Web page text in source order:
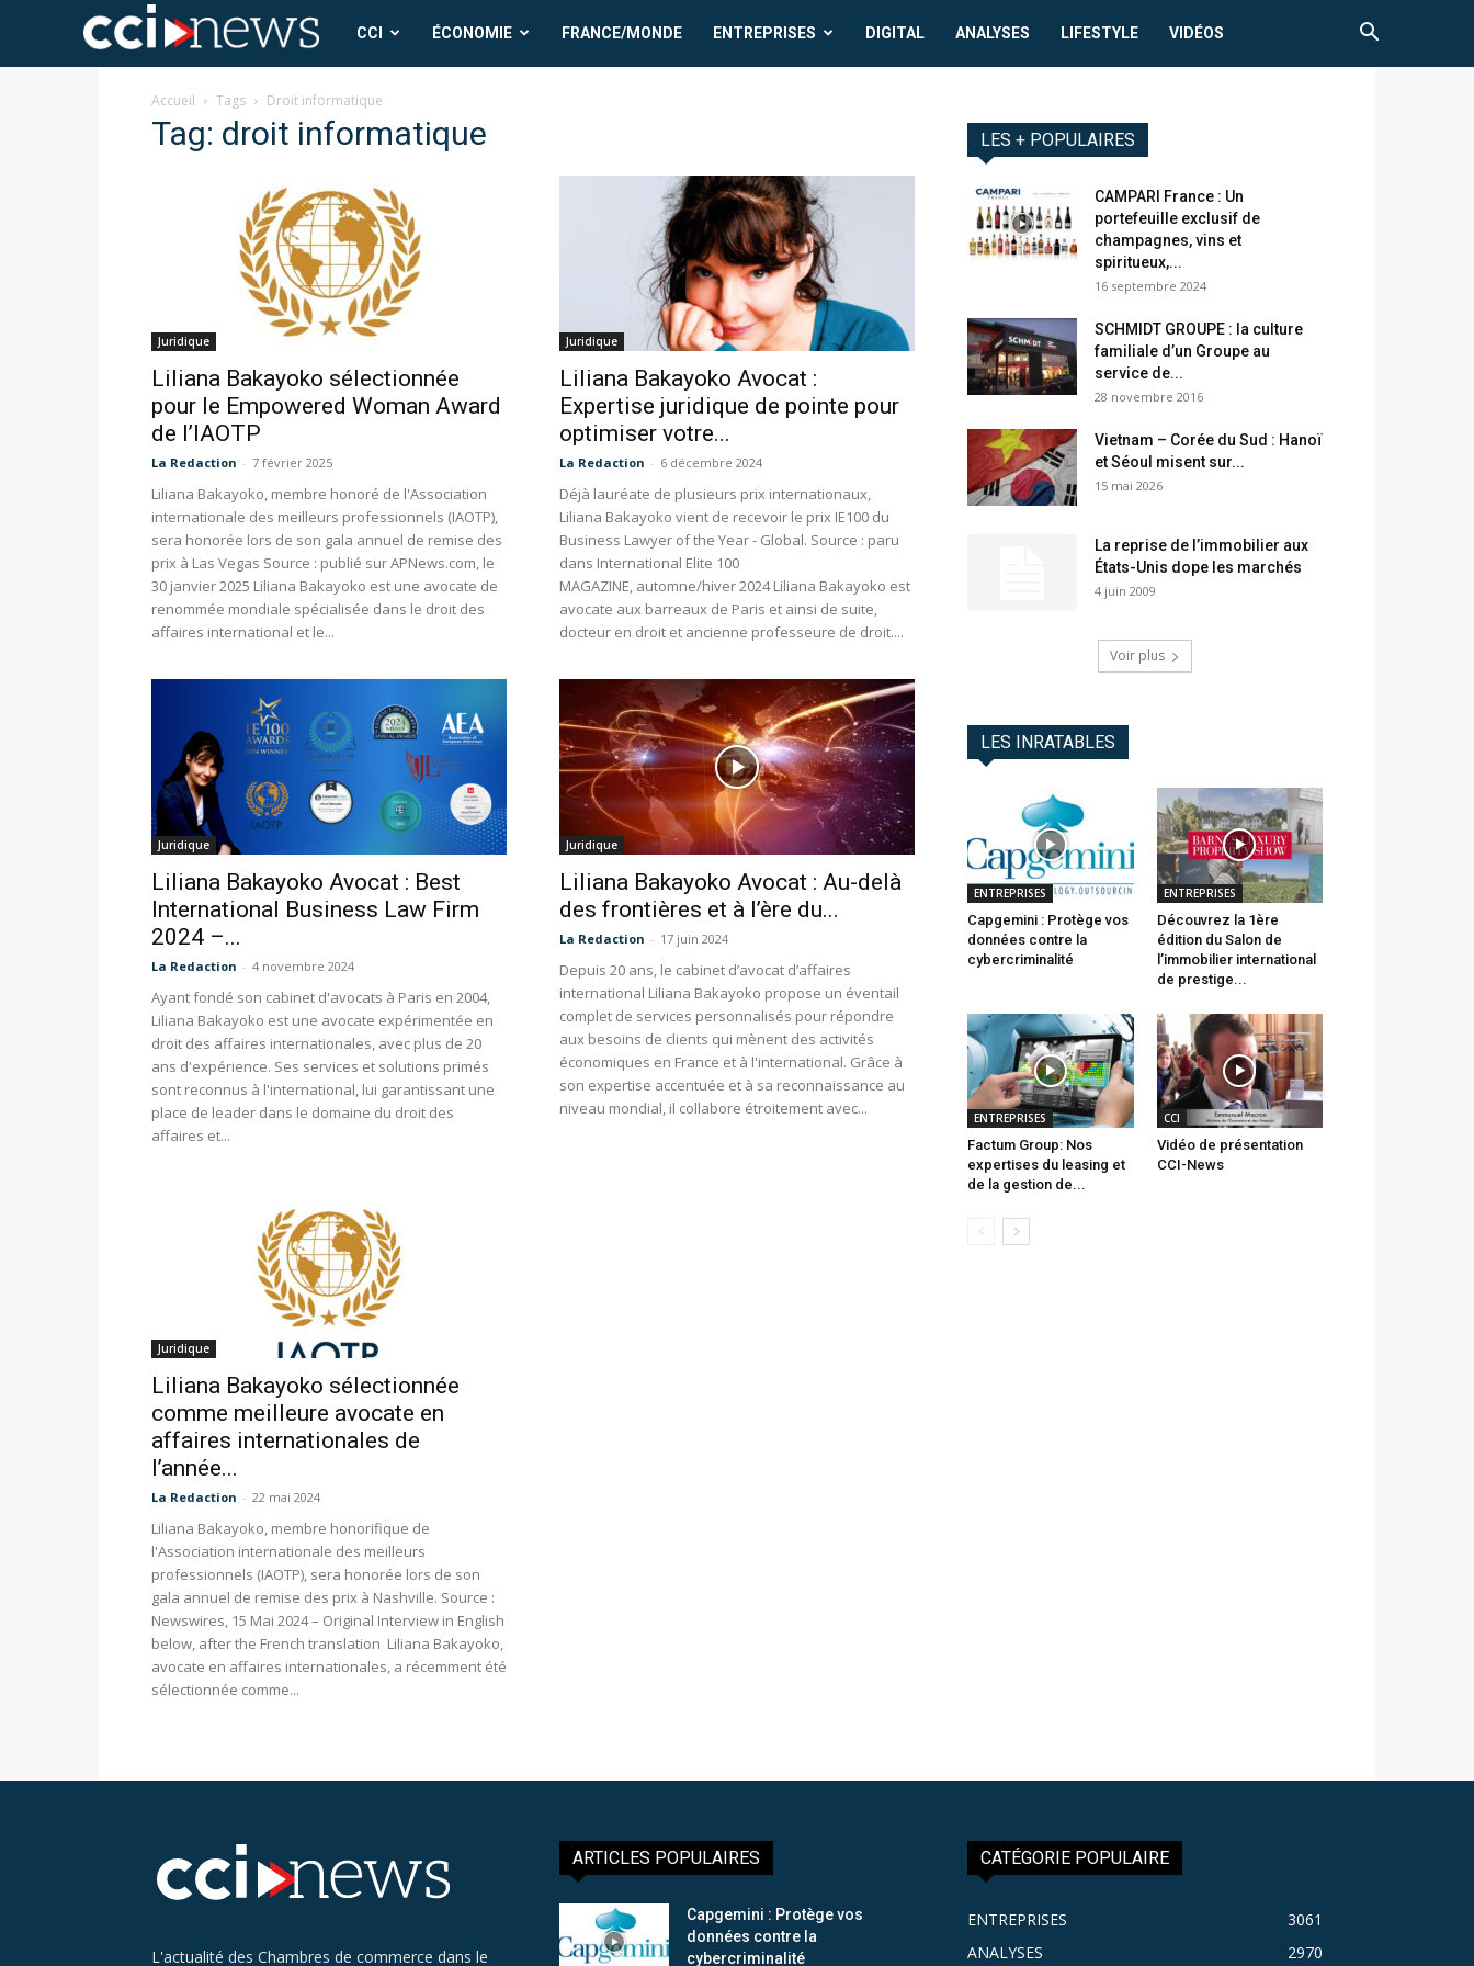
CCI
News
CCI ÉCONOMIE FRANCE/MONDE ENTREPRISES DIGITAL ANALYSES LIFESTYLE VIDÉOS
Accueil Tags Droit informatique
Tag: droit informatique
Juridique
Liliana Bakayoko sélectionnée
pour le Empowered Woman Award
de l’IAOTP
La Redaction - 7 février 2025
Liliana Bakayoko, membre honoré de l'Association
internationale des meilleurs professionnels (IAOTP),
sera honorée lors de son gala annuel de remise des
prix à Las Vegas Source : publié sur APNews.com, le
30 janvier 2025 Liliana Bakayoko est une avocate de
renommée mondiale spécialisée dans le droit des
affaires international et le...
Juridique
Liliana Bakayoko Avocat :
Expertise juridique de pointe pour
optimiser votre...
La Redaction - 6 décembre 2024
Déjà lauréate de plusieurs prix internationaux,
Liliana Bakayoko vient de recevoir le prix IE100 du
Business Lawyer of the Year - Global. Source : paru
dans International Elite 100
MAGAZINE, automne/hiver 2024 Liliana Bakayoko est
avocate aux barreaux de Paris et ainsi de suite,
docteur en droit et ancienne professeure de droit....
Juridique
Liliana Bakayoko Avocat : Best
International Business Law Firm
2024 –...
La Redaction - 4 novembre 2024
Ayant fondé son cabinet d'avocats à Paris en 2004,
Liliana Bakayoko est une avocate expérimentée en
droit des affaires internationales, avec plus de 20
ans d'expérience. Ses services et solutions primés
sont reconnus à l'international, lui garantissant une
place de leader dans le domaine du droit des
affaires et...
Juridique
Liliana Bakayoko Avocat : Au-delà
des frontières et à l’ère du...
La Redaction - 17 juin 2024
Depuis 20 ans, le cabinet d’avocat d’affaires
international Liliana Bakayoko propose un éventail
complet de services personnalisés pour répondre
aux besoins de clients qui mènent des activités
économiques en France et à l'international. Grâce à
son expertise accentuée et à sa reconnaissance au
niveau mondial, il collabore étroitement avec...
Juridique
Liliana Bakayoko sélectionnée
comme meilleure avocate en
affaires internationales de
l’année...
La Redaction - 22 mai 2024
Liliana Bakayoko, membre honorifique de
l'Association internationale des meilleurs
professionnels (IAOTP), sera honorée lors de son
gala annuel de remise des prix à Nashville. Source :
Newswires, 15 Mai 2024 – Original Interview in English
below, after the French translation Liliana Bakayoko,
avocate en affaires internationales, a récemment été
sélectionnée comme...
LES + POPULAIRES
CAMPARI France : Un
portefeuille exclusif de
champagnes, vins et
spiritueux,...
16 septembre 2024
SCHMIDT GROUPE : la culture
familiale d’un Groupe au
service de...
28 novembre 2016
Vietnam – Corée du Sud : Hanoï
et Séoul misent sur...
15 mai 2026
La reprise de l’immobilier aux
États-Unis dope les marchés
4 juin 2009
Voir plus
LES INRATABLES
ENTREPRISES
Capgemini : Protège vos
données contre la
cybercriminalité
ENTREPRISES
Découvrez la 1ère
édition du Salon de
l’immobilier international
de prestige...
ENTREPRISES
Factum Group: Nos
expertises du leasing et
de la gestion de...
CCI
Vidéo de présentation
CCI-News
L'actualité des Chambres de commerce dans le
ARTICLES POPULAIRES
Capgemini : Protège vos
données contre la
cybercriminalité
CATÉGORIE POPULAIRE
ENTREPRISES
3061
ANALYSES
2970